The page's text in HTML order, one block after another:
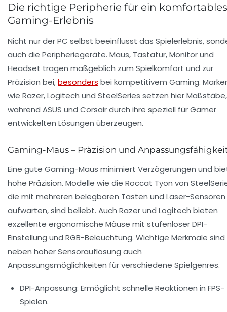
Die richtige Peripherie für ein komfortables
Gaming-Erlebnis
Nicht nur der PC selbst beeinflusst das Spielerlebnis,
auch die Peripheriegeräte. Maus, Tastatur, Monitor und
Headset tragen maßgeblich zum Spielkomfort und zur
Präzision bei,besonders bei kompetitivem Gaming.
wie Razer, Logitech und SteelSeries setzen hier Maßstäbe,
während ASUS und Corsair durch ihre speziell für Gamer
entwickelten Lösungen überzeugen.
Gaming-Maus – Präzision und
Eine gute Gaming-Maus minimiert Verzögerungen und
hohe Präzision. Modelle wie die Roccat Tyon von
die mit mehreren belegbaren Tasten und Laser-Sensoren
aufwarten, sind beliebt. Auch Razer und Logitech bieten
exzellente ergonomische Mäuse mit stufenloser DPI-
Einstellung und RGB-Beleuchtung. Wichtige Merkmale sind
neben hoher Sensorauflösung auch
Anpassungsmöglichkeiten für verschiedene Spielgenres.
DPI-Anpassung: Ermöglicht schnelle Reaktionen in FPS-
Spielen.